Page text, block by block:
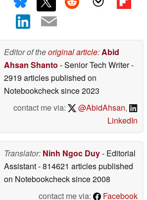
Editor of theoriginal article:Abid
Ahsan Shanto - Senior Tech Writer-
2919 articles published on
Notebookchecksince 2023
contact me via:
@AbidAhsan,
LinkedIn
Translator: Ninh Ngoc Duy- Editorial
Assistant- 814621 articles published
on Notebookchecksince 2008
contact me via:
Facebook